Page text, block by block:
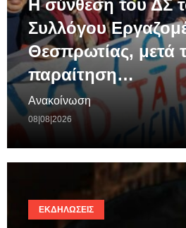
Η σύνθεση του ΔΣ
Συλλόγου
Θεσπρωτίας, μετά
παραίτηση…
Ανακοίνωση
08|08|2026
ΕΚΔΗΛΏΣΕΙΣ